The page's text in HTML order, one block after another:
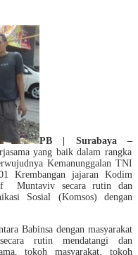
PB | Surabaya –
yang baik dalam rangka
Kemanunggalan TNI
Krembangan jajaran Kodim
Muntaviv secara rutin dan
Sosial (Komsos) dengan
Babinsa dengan masyarakat
rutin mendatangi dan
tokoh masyarakat, tokoh